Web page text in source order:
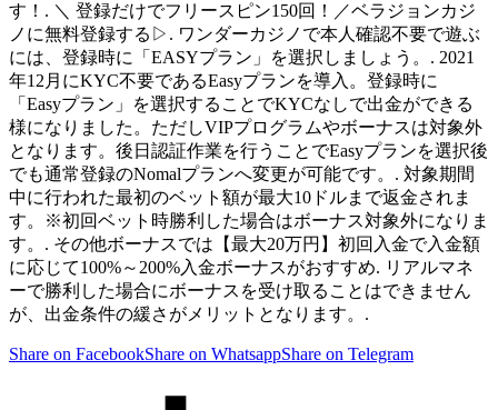
す！. ＼ 登録だけでフリースピン150回！／ベラジョンカジ
ノに無料登録する▷. ワンダーカジノで本人確認不要で遊ぶ
には、登録時に「EASYプラン」を選択しましょう。. 2021
年12月にKYC不要であるEasyプランを導入。登録時に
「Easyプラン」を選択することでKYCなしで出金ができる
様になりました。ただしVIPプログラムやボーナスは対象外
となります。後日認証作業を行うことでEasyプランを選択後
でも通常登録のNomalプランへ変更が可能です。. 対象期間
中に行われた最初のベット額が最大10ドルまで返金されま
す。※初回ベット時勝利した場合はボーナス対象外になりま
す。. その他ボーナスでは【最大20万円】初回入金で入金額
に応じて100%～200%入金ボーナスがおすすめ. リアルマネ
ーで勝利した場合にボーナスを受け取ることはできません
が、出金条件の緩さがメリットとなります。.
Share on FacebookShare on WhatsappShare on Telegram